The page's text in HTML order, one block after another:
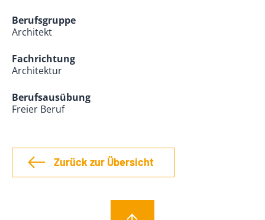
Berufsgruppe
Architekt
Fachrichtung
Architektur
Berufsausübung
Freier Beruf
Zurück zur Übersicht